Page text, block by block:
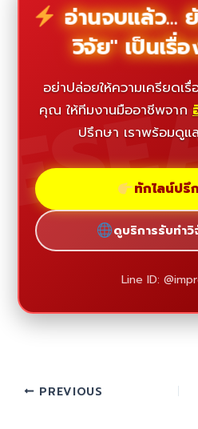
อ่านจบแล้ว...
วิจัย" เป็นเรื่
อย่าปล่อยให้ความเครียดเ
คุณ ให้ทีมงานมืออาชีพจาก
ปรึกษา เราพร้อมดู
ทักไลน์ปรึ
ดูบริการรับทำ
Line ID:
PREVIOUS